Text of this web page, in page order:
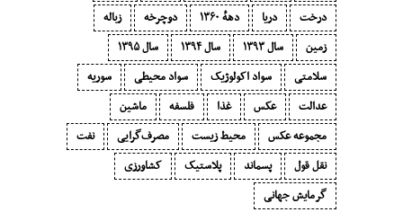
درخت
دریا دههٔ ۱‍۳۶۰ دوچرخه
زباله
زمین
سال ۱۳۹۳ سال ۱۳۹۴
سال ۱۳۹۵
سلامتی
سواد اکولوژیک سواد محیطی
سوریه
عدالت
عکس غذا فلسفه
ماشین
مجموعه عکس
محیط زیست مصرف‌گرایی‬
نفت
نقل قول
پسماند پلاستیک
کشاورزی
گرمایش جهانی